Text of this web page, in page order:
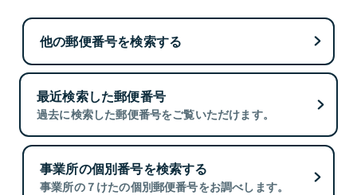
他の郵便番号を検索する
最近検索した郵便番号
過去に検索した郵便番号をご覧いただけます。
事業所の個別番号を検索する
事業所の７けたの個別郵便番号をお調べします。